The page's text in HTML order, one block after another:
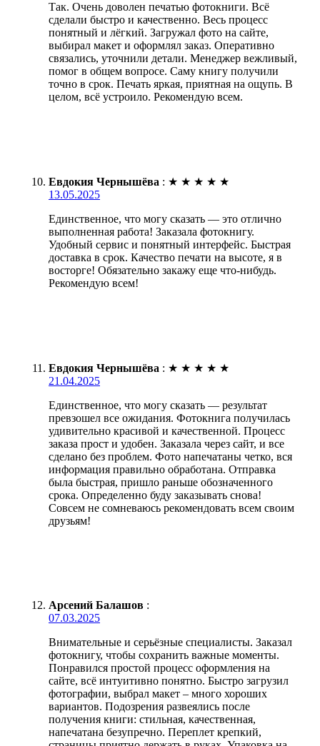
Так. Очень доволен печатью фотокниги. Всё
сделали быстро и качественно. Весь процесс
понятный и лёгкий. Загружал фото на сайте,
выбирал макет и оформлял заказ. Оперативно
связались, уточнили детали. Менеджер вежливый,
помог в общем вопросе. Саму книгу получили
точно в срок. Печать яркая, приятная на ощупь. В
целом, всё устроило. Рекомендую всем.
Евдокия Чернышёва : ★ ★ ★ ★ ★
13.05.2025
Единственное, что могу сказать — это отлично
выполненная работа! Заказала фотокнигу.
Удобный сервис и понятный интерфейс. Быстрая
доставка в срок. Качество печати на высоте, я в
восторге! Обязательно закажу еще что-нибудь.
Рекомендую всем!
Евдокия Чернышёва : ★ ★ ★ ★ ★
21.04.2025
Единственное, что могу сказать — результат
превзошел все ожидания. Фотокнига получилась
удивительно красивой и качественной. Процесс
заказа прост и удобен. Заказала через сайт, и все
сделано без проблем. Фото напечатаны четко, вся
информация правильно обработана. Отправка
была быстрая, пришло раньше обозначенного
срока. Определенно буду заказывать снова!
Совсем не сомневаюсь рекомендовать всем своим
друзьям!
Арсений Балашов :
07.03.2025
Внимательные и серьёзные специалисты. Заказал
фотокнигу, чтобы сохранить важные моменты.
Понравился простой процесс оформления на
сайте, всё интуитивно понятно. Быстро загрузил
фотографии, выбрал макет – много хороших
вариантов. Подозрения развеялись после
получения книги: стильная, качественная,
напечатана безупречно. Переплет крепкий,